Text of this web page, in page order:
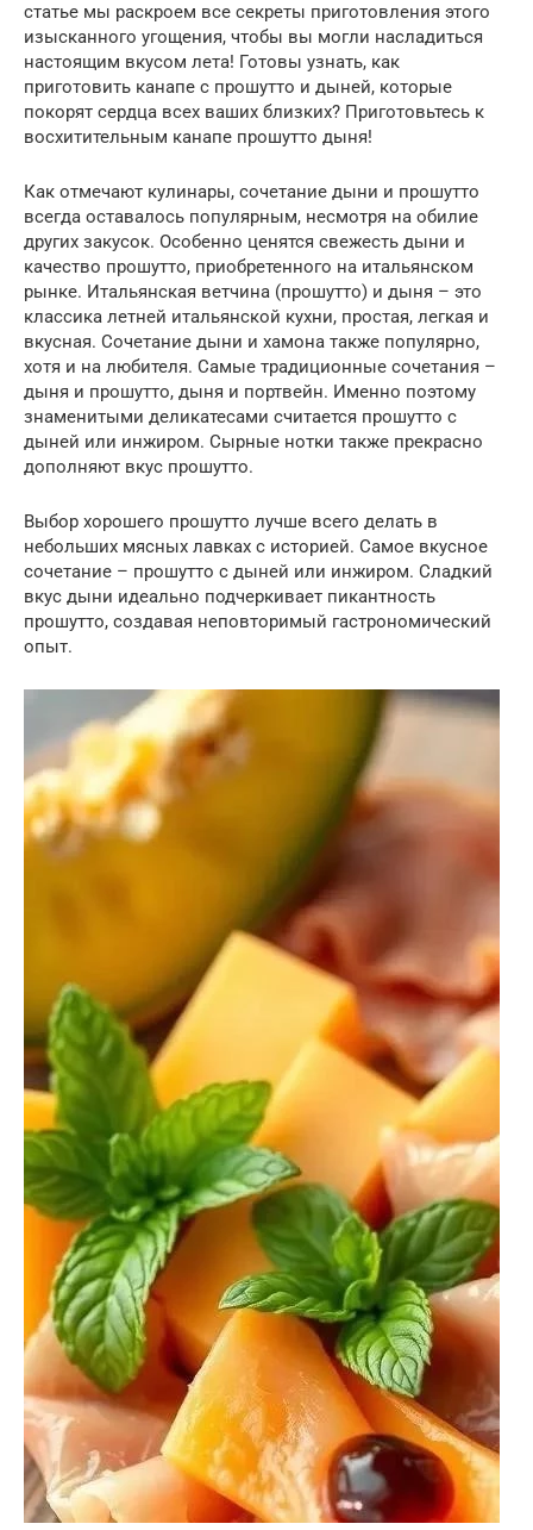
статье мы раскроем все секреты приготовления этого
изысканного угощения, чтобы вы могли насладиться
настоящим вкусом лета! Готовы узнать, как
приготовить канапе с прошутто и дыней, которые
покорят сердца всех ваших близких? Приготовьтесь к
восхитительным канапе прошутто дыня!
Как отмечают кулинары, сочетание дыни и прошутто
всегда оставалось популярным, несмотря на обилие
других закусок. Особенно ценятся свежесть дыни и
качество прошутто, приобретенного на итальянском
рынке. Итальянская ветчина (прошутто) и дыня – это
классика летней итальянской кухни, простая, легкая и
вкусная. Сочетание дыни и хамона также популярно,
хотя и на любителя. Самые традиционные сочетания –
дыня и прошутто, дыня и портвейн. Именно поэтому
знаменитыми деликатесами считается прошутто с
дыней или инжиром. Сырные нотки также прекрасно
дополняют вкус прошутто.
Выбор хорошего прошутто лучше всего делать в
небольших мясных лавках с историей. Самое вкусное
сочетание – прошутто с дыней или инжиром. Сладкий
вкус дыни идеально подчеркивает пикантность
прошутто, создавая неповторимый гастрономический
опыт.